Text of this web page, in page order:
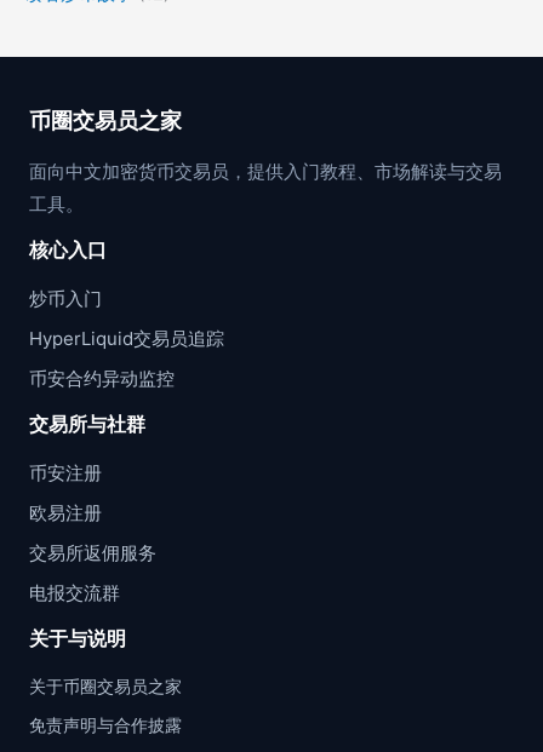
币圈交易员之家
面向中文加密货币交易员，提供入门教程、市场解读与交易
工具。
核心入口
炒币入门
HyperLiquid交易员追踪
币安合约异动监控
交易所与社群
币安注册
欧易注册
交易所返佣服务
电报交流群
关于与说明
关于币圈交易员之家
免责声明与合作披露